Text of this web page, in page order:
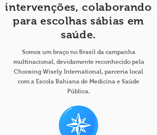
intervenções, colaborando
para escolhas sábias em
saúde.
Somos um braço no Brasil da campanha
multinacional, devidamente reconhecido pela
Choosing Wisely International, parceria local
com a Escola Bahiana de Medicina e Saúde
Pública.